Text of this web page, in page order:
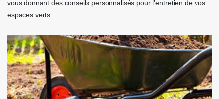
vous donnant des conseils personnalisés pour l’entretien de vos
espaces verts.